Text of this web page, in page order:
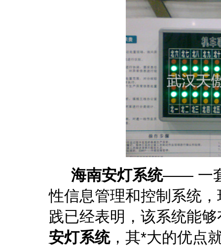
海南安灯系统—— 一
性信息管理和控制系统
践已经表明，该系统能
安灯系统，其*大的优点